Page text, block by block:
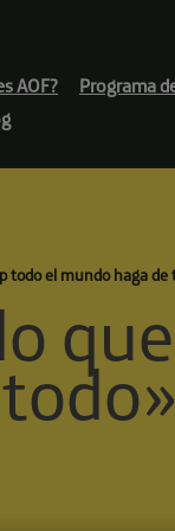
AOF? Programa
todo el mundo haga